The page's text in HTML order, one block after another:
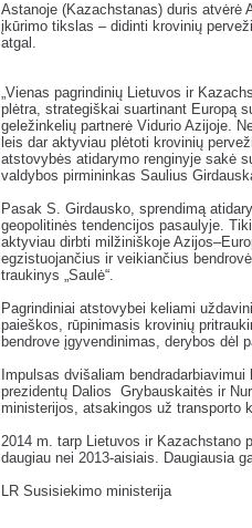
Astanoje (Kazachstanas) duris atvėrė
įkūrimo tikslas – didinti krovinių
atgal.
„Vienas pagrindinių Lietuvos ir
plėtra, strategiškai suartinant Europą
geležinkelių partnerė Vidurio Azijoje.
leis dar aktyviau plėtoti krovinių
atstovybės atidarymo renginyje sakė
valdybos pirmininkas Saulius
Pasak S. Girdausko, sprendimą
geopolitinės tendencijos pasaulyje.
aktyviau dirbti milžiniškoje
egzistuojančius ir veikiančius
traukinys „Saulė“.
Pagrindiniai atstovybei keliami
paieškos, rūpinimasis krovinių
bendrove įgyvendinimas, derybos dėl
Impulsas dvišaliam
prezidentų Dalios Grybauskaitės ir
ministerijos, atsakingos už transporto
2014 m. tarp Lietuvos ir Kazachstano
daugiau nei 2013-aisiais. Daugiausia
LR Susisiekimo ministerija